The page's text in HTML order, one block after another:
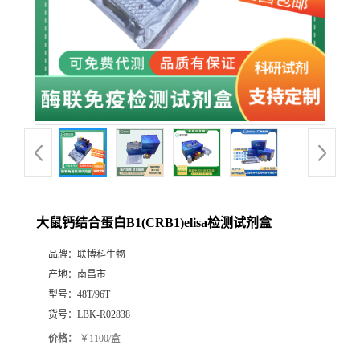
大鼠钙结合蛋白B1(CRB1)elisa检测试剂盒
品牌： 联博科生物
产地： 南昌市
型号： 48T/96T
货号： LBK-R02838
价格： ￥1100/盒